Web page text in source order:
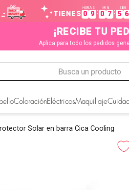
TIENES
HORAS
0 9 :
MIN
0 7 :
SEG
5 6
¡RECIBE TU
Aplica para todo los pedidos
Busca un
ColoraciónEléctricosMaquillaje
Solar en barra Cica Cooling
MÁS BUSCADOS